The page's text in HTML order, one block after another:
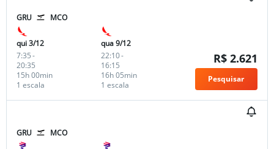
GRU MCO
qui 3/12
7:35-
20:35
1 escala
15h 00min
qua 9/12
22:10-
16:15
1 escala
16h 05min
R$ 2.621
Pesquisar
GRU MCO